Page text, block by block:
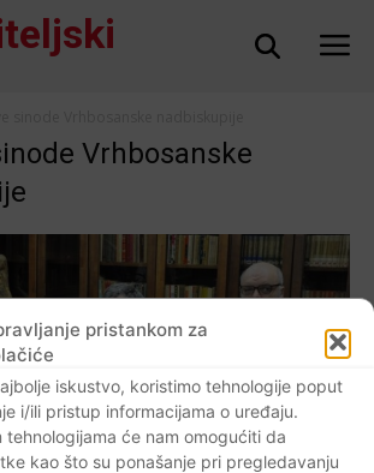
pristankom za
iskustvo, koristimo tehnologije poput
i/ili pristup informacijama o uređaju.
tehnologijama će nam omogućiti da
kao što su ponašanje pri pregledavanju
Vrhbosanske